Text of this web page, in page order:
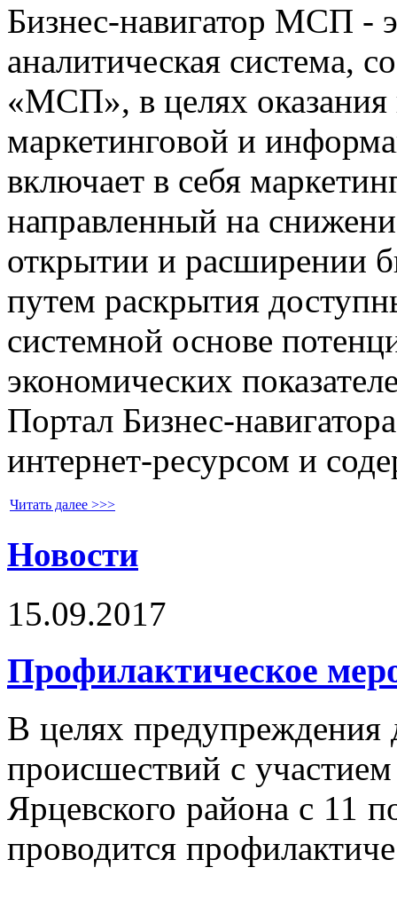
Бизнес-навигатор МСП -
аналитическая система,
«МСП», в целях
маркетинговой и
включает в себя
направленный на
открытии и расширении
путем раскрытия
системной основе
экономических
Портал Бизнес-
интернет-ресурсом и
Читать далее >>>
Новости
15.09.2017
Профилактическое
В целях
происшествий с
Ярцевского района c 11
проводится